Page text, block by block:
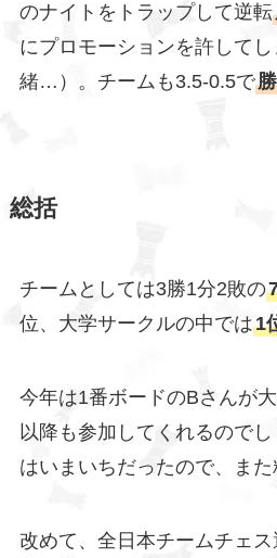
のナイトをトラップして逆転
にプロモーションを許して
緒…）。チームも3.5-0.5で
総括
チームとしては3勝1分2敗の
位、大学サークルの中では1
今年は1番ボードのBさんが
以降も参加してくれるので
はいまいちだったので、また
改めて、全日本チームチェス